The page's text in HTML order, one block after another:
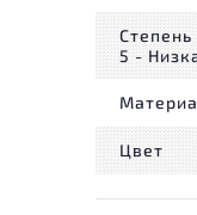
Степень
5 -
Цвет